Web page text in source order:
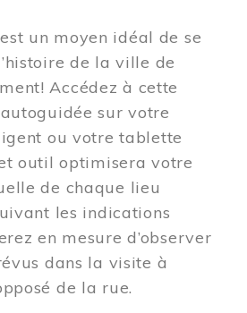
est un moyen idéal de se
de la ville de
Accédez à cette
sur votre
ou votre tablette
outil optimisera votre
de chaque lieu
les indications
en mesure d’observer
dans la visite à
de la rue.